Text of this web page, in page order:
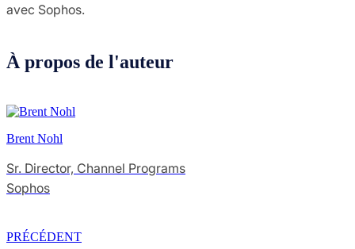
avec Sophos.
À propos de l'auteur
Brent Nohl
Sr. Director, Channel Programs
Sophos
PRÉCÉDENT